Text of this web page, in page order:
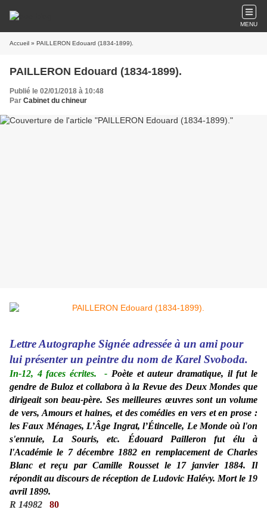
MENU
Accueil » PAILLERON Edouard (1834-1899).
PAILLERON Edouard (1834-1899).
Publié le 02/01/2018 à 10:48
Par Cabinet du chineur
Lettre Autographe Signée adressée à un ami pour
lui présenter un peintre du nom de Karel Svoboda.
In-12, 4 faces écrites. - Poète et auteur dramatique, il fut le
gendre de Buloz et collabora à la Revue des Deux Mondes que
dirigeait son beau-père. Ses meilleures œuvres sont un volume
de vers, Amours et haines, et des comédies en vers et en prose :
les Faux Ménages, L’Âge Ingrat, l’Étincelle, Le Monde où l'on
s'ennuie, La Souris, etc. Édouard Pailleron fut élu à
l'Académie le 7 décembre 1882 en remplacement de Charles
Blanc et reçu par Camille Rousset le 17 janvier 1884. Il
répondit au discours de réception de Ludovic Halévy. Mort le 19
avril 1899.
R 14982
80